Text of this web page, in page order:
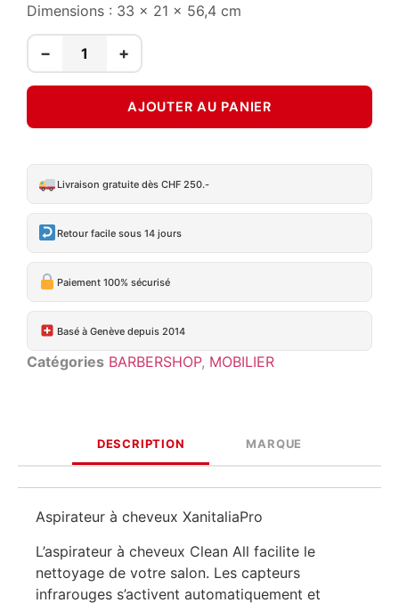
Dimensions : 33 x 21 x 56,4 cm
− +
AJOUTER AU PANIER
Livraison gratuite dès CHF 250.-
Retour facile sous 14 jours
Paiement 100% sécurisé
Basé à Genève depuis 2014
Catégories BARBERSHOP, MOBILIER
DESCRIPTION MARQUE
Aspirateur à cheveux XanitaliaPro
L’aspirateur à cheveux Clean All facilite le
nettoyage de votre salon. Les capteurs
infrarouges s’activent automatiquement et